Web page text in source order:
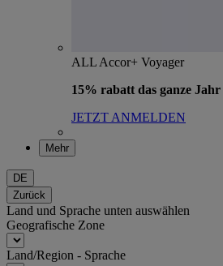
ALL Accor+ Voyager
15% rabatt das ganze Jahr
JETZT ANMELDEN
Mehr
DE
Zurück
Land und Sprache unten auswählen
Geografische Zone
Land/Region - Sprache